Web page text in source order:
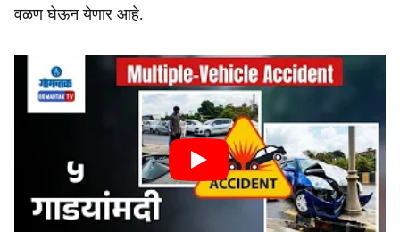
वळण घेऊन येणार आहे.